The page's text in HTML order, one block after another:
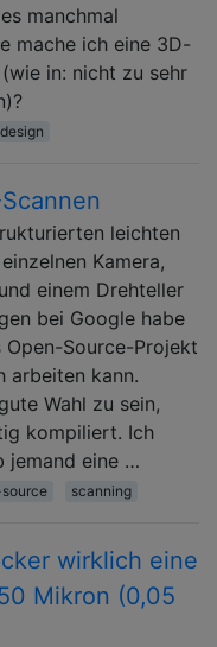
manchmal
mache ich eine 3D-
in: nicht zu sehr
leichten
Kamera,
einem Drehteller
bei Google habe
Source-Projekt
arbeiten kann.
Wahl zu sein,
kompiliert. Ich
jemand eine …
scanning
wirklich eine
Mikron (0,05